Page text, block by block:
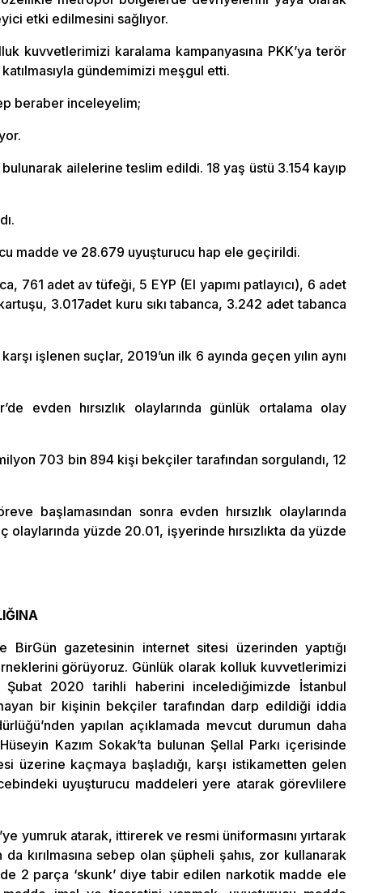
etki edilmesini sağlıyor.
kuvvetlerimizi karalama kampanyasına PKK’ya terör
gündemimizi meşgul etti.
beraber inceleyelim;
ailelerine teslim edildi. 18 yaş üstü 3.154 kayıp
madde ve 28.679 uyuşturucu hap ele geçirildi.
761 adet av tüfeği, 5 EYP (El yapımı patlayıcı), 6 adet
3.017adet kuru sıkı tabanca, 3.242 adet tabanca
işlenen suçlar, 2019’un ilk 6 ayında geçen yılın aynı
evden hırsızlık olaylarında günlük ortalama olay
703 bin 894 kişi bekçiler tarafından sorgulandı, 12
başlamasından sonra evden hırsızlık olaylarında
olaylarında yüzde 20.01, işyerinde hırsızlıkta da yüzde
gazetesinin internet sitesi üzerinden yaptığı
görüyoruz. Günlük olarak kolluk kuvvetlerimizi
2020 tarihli haberini incelediğimizde İstanbul
bir kişinin bekçiler tarafından darp edildiği iddia
yapılan açıklamada mevcut durumun daha
Kazım Sokak’ta bulunan Şellal Parkı içerisinde
üzerine kaçmaya başladığı, karşı istikametten gelen
uyuşturucu maddeleri yere atarak görevlilere
yumruk atarak, ittirerek ve resmi üniformasını yırtarak
kırılmasına sebep olan şüpheli şahıs, zor kullanarak
2 parça ‘skunk’ diye tabir edilen narkotik madde ele